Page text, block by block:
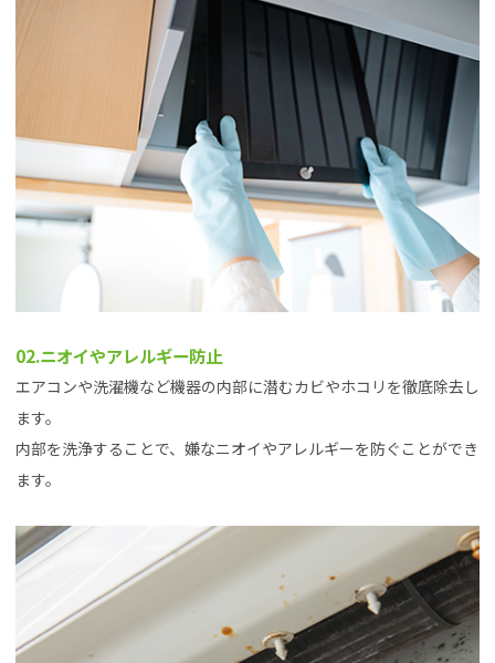
02.ニオイやアレルギー防止
エアコンや洗濯機など機器の内部に潜むカビやホコリを徹底除去し
ます。
内部を洗浄することで、嫌なニオイやアレルギーを防ぐことができ
ます。